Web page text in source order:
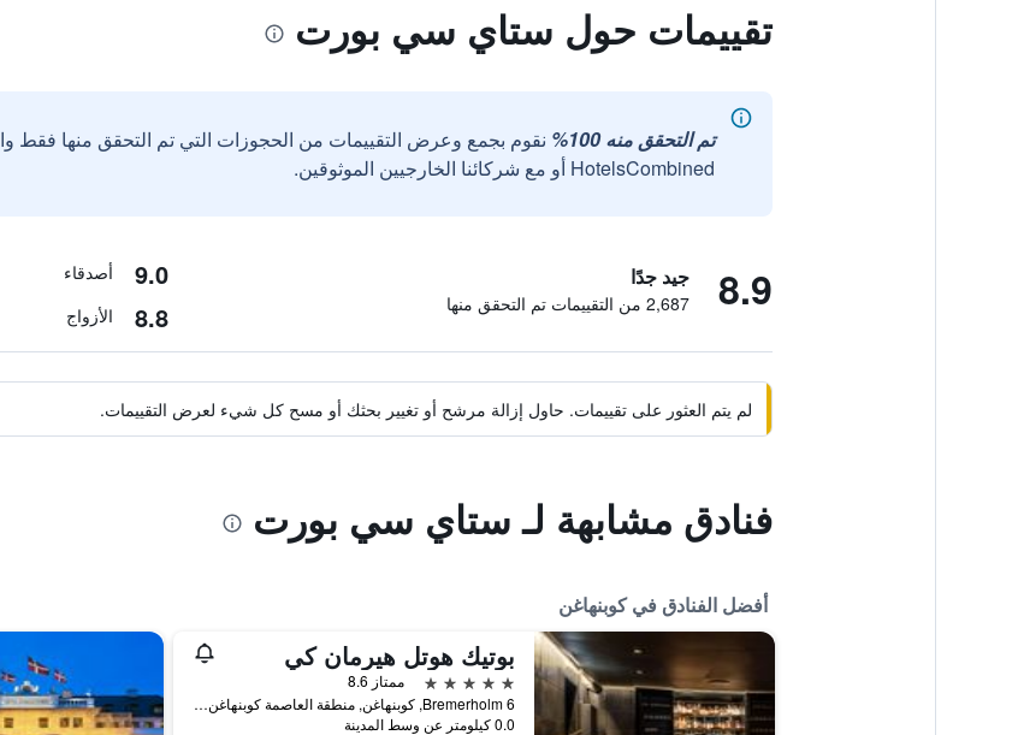
تقييمات حول ستاي سي بورت
تم التحقق منه 100%
نقوم بجمع وعرض التقييمات من الحجوزات التي تم التحقق منها فقط
HotelsCombined أو مع شركائنا الخارجيين الموثوقين.
8.9 جيد جدًا
2,687 من التقييمات تم التحقق منها
9.0 أصدقاء
8.8 الأزواج
لم يتم العثور على تقييمات. حاول إزالة مرشح أو تغيير بحثك أو مسح كل شيء لعرض التقييمات.
فنادق مشابهة لـ ستاي سي بورت
أفضل الفنادق في كوبنهاغن
بوتيك هوتل هيرمان كي
5 نجوم
ممتاز 8.6
Bremerholm 6, كوبنهاغن, منطقة العاصمة كوبنهاغن, الدانمارك
0.0 كيلومتر عن وسط المدينة